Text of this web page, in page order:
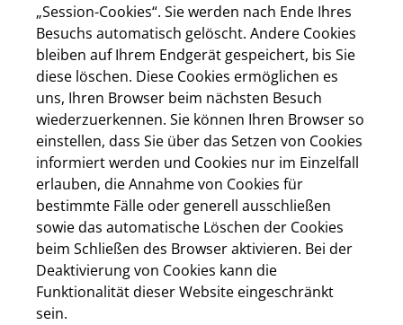
„Session-Cookies“. Sie werden nach Ende Ihres
Besuchs automatisch gelöscht. Andere Cookies
bleiben auf Ihrem Endgerät gespeichert, bis Sie
diese löschen. Diese Cookies ermöglichen es
uns, Ihren Browser beim nächsten Besuch
wiederzuerkennen. Sie können Ihren Browser so
einstellen, dass Sie über das Setzen von Cookies
informiert werden und Cookies nur im Einzelfall
erlauben, die Annahme von Cookies für
bestimmte Fälle oder generell ausschließen
sowie das automatische Löschen der Cookies
beim Schließen des Browser aktivieren. Bei der
Deaktivierung von Cookies kann die
Funktionalität dieser Website eingeschränkt
sein.